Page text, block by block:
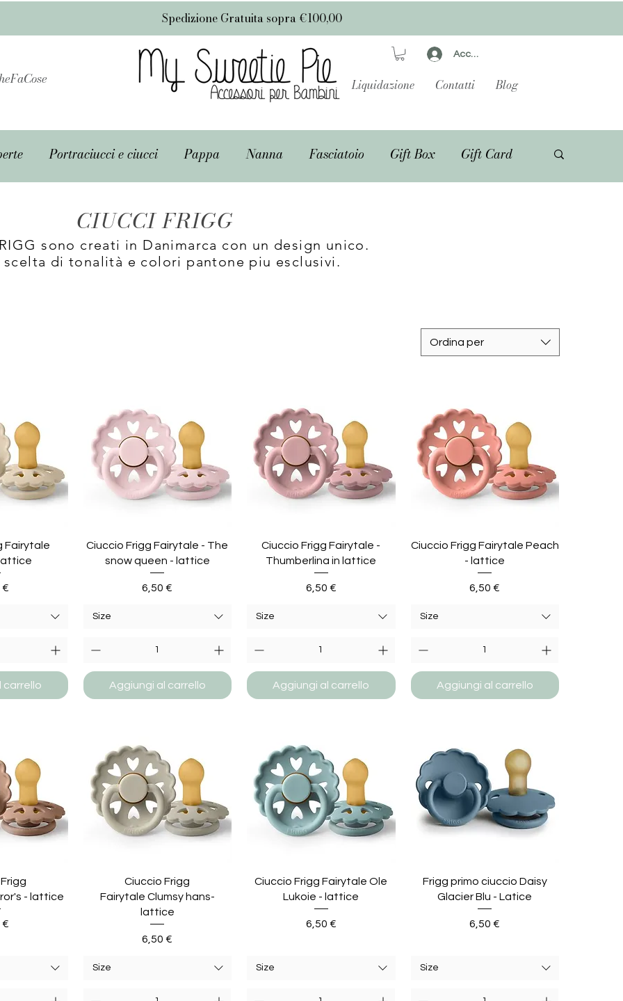
Spedizione Gratuita sopra €100,00
Accedi
Liquidazione Contatti Blog
Portraciucci e ciucci Pappa Nanna Fasciatoio Gift Box Gift Card
CIUCCI FRIGG
sono creati in Danimarca con un design unico.
scelta di tonalità e colori pantone piu esclusivi.
Ordina per
Fairytale
€
carrello
Ciuccio Frigg Fairytale - The
snow queen - lattice
Prezzo
6,50 €
Size
Aggiungi al carrello
Ciuccio Frigg Fairytale -
Thumberlina in lattice
Prezzo
6,50 €
Size
Aggiungi al carrello
Ciuccio Frigg Fairytale Peach
- lattice
Prezzo
6,50 €
Size
Aggiungi al carrello
- lattice
€
Ciuccio Frigg
Fairytale Clumsy hans-
lattice
Prezzo
6,50 €
Size
Ciuccio Frigg Fairytale Ole
Lukoie - lattice
Prezzo
6,50 €
Size
Frigg primo ciuccio Daisy
Glacier Blu - Latice
Prezzo
6,50 €
Size